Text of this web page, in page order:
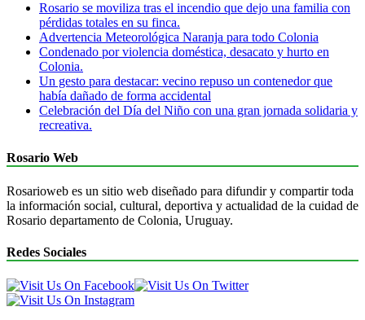
Rosario se moviliza tras el incendio que dejo una familia con
pérdidas totales en su finca.
Advertencia Meteorológica Naranja para todo Colonia
Condenado por violencia doméstica, desacato y hurto en
Colonia.
Un gesto para destacar: vecino repuso un contenedor que
había dañado de forma accidental
Celebración del Día del Niño con una gran jornada solidaria y
recreativa.
Rosario Web
Rosarioweb es un sitio web diseñado para difundir y compartir toda
la información social, cultural, deportiva y actualidad de la cuidad de
Rosario departamento de Colonia, Uruguay.
Redes Sociales